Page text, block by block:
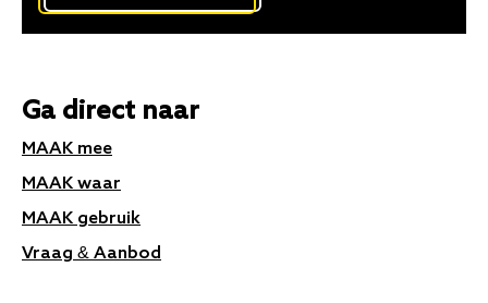
Ga direct naar
MAAK mee
MAAK waar
MAAK gebruik
Vraag & Aanbod